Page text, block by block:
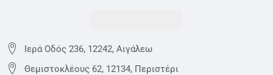
Ιερά Οδός 236, 12242, Αιγάλεω
Θεμιστoκλέους 62, 12134, Περιστέρι